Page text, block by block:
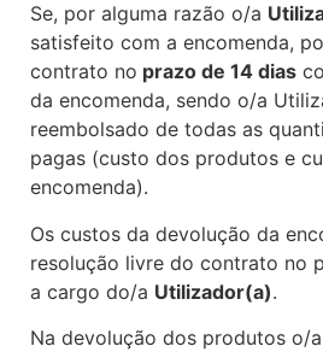
Se, por alguma razão o/a
satisfeito com a encomenda,
contrato no prazo de 14 dias
da encomenda, sendo o/a
reembolsado de todas as
pagas (custo dos produtos e
encomenda).
Os custos da devolução da
resolução livre do contrato no
a cargo do/a Utilizador(a).
Na devolução dos produtos o/a